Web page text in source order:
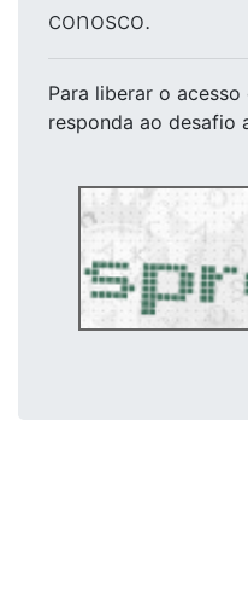
conosco.
Para liberar o acesso
responda ao desafio